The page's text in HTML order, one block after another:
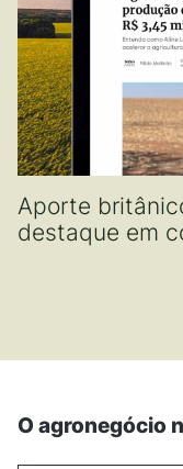
Aporte
destaque em
O agronegócio